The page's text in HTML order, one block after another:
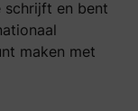
en bent
maken met